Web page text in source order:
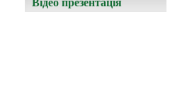
Відео презентація